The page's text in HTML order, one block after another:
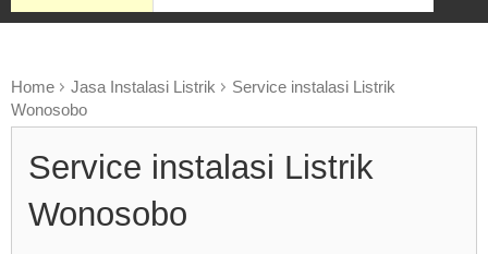
Home Jasa Instalasi Listrik
Service instalasi Listrik
Wonosobo
Service instalasi Listrik
Wonosobo